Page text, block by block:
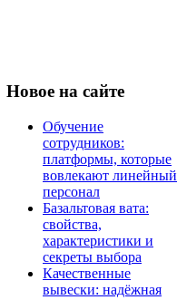
Новое на сайте
Обучение
сотрудников:
платформы, которые
вовлекают линейный
персонал
Базальтовая вата:
свойства,
характеристики и
секреты выбора
Качественные
вывески: надёжная